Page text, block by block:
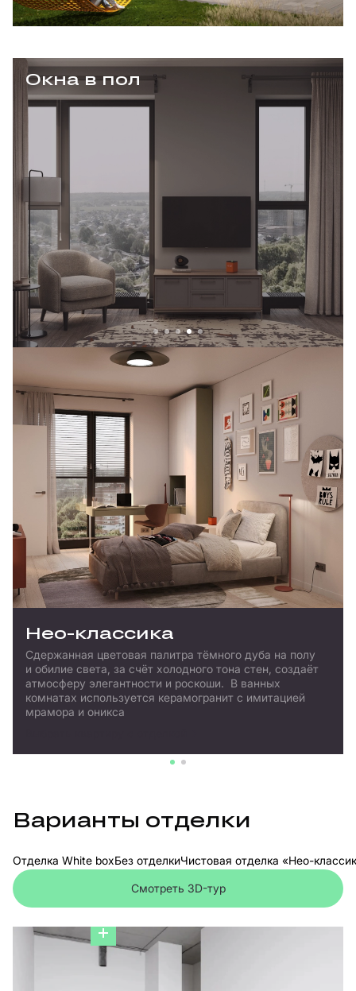
Окна в пол
Нео-классика
Сдержанная цветовая палитра тёмного дуба на полу
и обилие света, за счёт холодного тона стен, создаёт
атмосферу элегантности и роскоши. В ванных
комнатах используется керамогранит с имитацией
мрамора и оникса
Варианты отделки
Отделка White boxБез отделкиЧистовая отделка «Нео-
Смотреть 3D-тур